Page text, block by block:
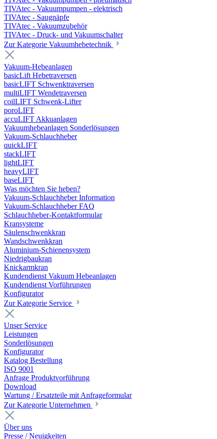
TIVAtec - Vakuumpumpen - elektrisch
TIVAtec - Saugnäpfe
TIVAtec - Vakuumzubehör
TIVAtec - Druck- und Vakuumschalter
Zur Kategorie Vakuumhebetechnik
Vakuum-Hebeanlagen
basicLift Hebetraversen
basicLIFT Schwenktraversen
multiLIFT Wendetraversen
coilLIFT Schwenk-Lifter
poroLIFT
accuLIFT Akkuanlagen
Vakuumhebeanlagen Sonderlösungen
Vakuum-Schlauchheber
quickLIFT
stackLIFT
lightLIFT
heavyLIFT
baseLIFT
Was möchten Sie heben?
Vakuum-Schlauchheber Information
Vakuum-Schlauchheber FAQ
Schlauchheber-Kontaktformular
Kransysteme
Säulenschwenkkran
Wandschwenkkran
Aluminium-Schienensystem
Niedrigbaukran
Knickarmkran
Kundendienst Vakuum Hebeanlagen
Kundendienst Vorführungen
Konfigurator
Zur Kategorie Service
Unser Service
Leistungen
Sonderlösungen
Konfigurator
Katalog Bestellung
ISO 9001
Anfrage Produktvorführung
Download
Wartung / Ersatzteile mit Anfrageformular
Zur Kategorie Unternehmen
Über uns
Presse / Neuigkeiten